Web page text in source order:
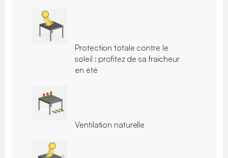
Protection totale contre le
soleil : profitez de sa fraicheur
en été
Ventilation naturelle